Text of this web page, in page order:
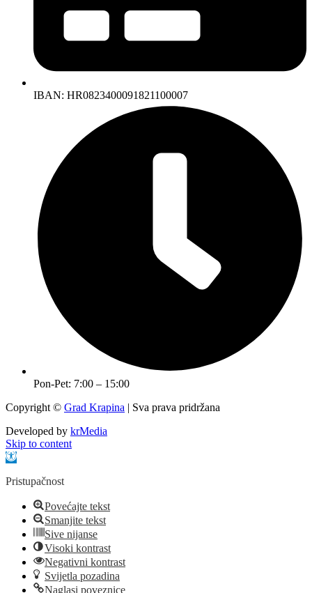
IBAN: HR0823400091821100007
Pon-Pet: 7:00 – 15:00
Copyright © Grad Krapina | Sva prava pridržana
Developed by krMedia
Skip to content
Open toolbar
Pristupačnost
Povećajte tekst
Smanjite tekst
Sive nijanse
Visoki kontrast
Negativni kontrast
Svijetla pozadina
Naglasi poveznice